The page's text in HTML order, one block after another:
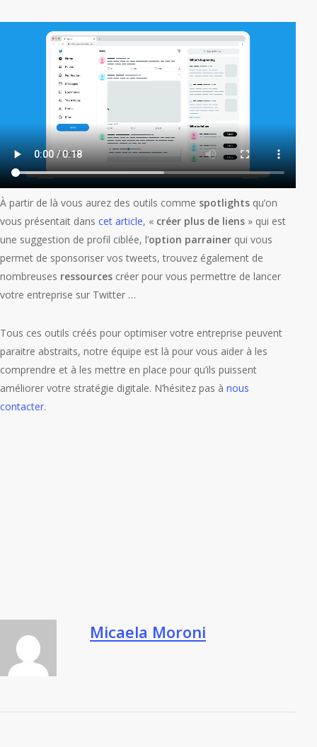
À partir de là vous aurez des outils comme spotlights qu’on
vous présentait dans cet article, « créer plus de liens » qui est
une suggestion de profil ciblée, l’option parrainer qui vous
permet de sponsoriser vos tweets, trouvez également de
nombreuses ressources créer pour vous permettre de lancer
votre entreprise sur Twitter …
Tous ces outils créés pour optimiser votre entreprise peuvent
paraitre abstraits, notre équipe est là pour vous aider à les
comprendre et à les mettre en place pour qu’ils puissent
améliorer votre stratégie digitale. N’hésitez pas à nous
contacter.
Micaela Moroni